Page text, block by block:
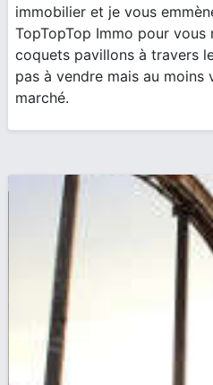
immobilier et je vous
TopTopTop Immo pour vous
coquets pavillons à travers
pas à vendre mais au moins
marché.